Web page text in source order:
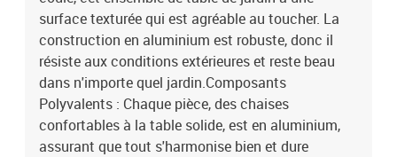
étapes simples l'aideront à garder sa fraîcheur et à être prêt pour
toutes les conditions météo. Couleur: BlancMatériau: Aluminium
couléDimensions globales: 80 x 80 x 75 cm (L x W x H)Poids: 23.4
kgCapacité: 4Indoor / outdoor: Outdoor onlyContenant de la
livraison:1 x Table de jardin, 4 x Chaises de jardinNombre
d'articles: 5Assemblage requis: YesEAN: 8721158880444SKU:
3334746Brand: vidaXL
surface texturée qui est agréable au toucher. La
construction en aluminium est robuste, donc il
résiste aux conditions extérieures et reste beau
dans n'importe quel jardin.Composants
Polyvalents : Chaque pièce, des chaises
confortables à la table solide, est en aluminium,
assurant que tout s'harmonise bien et dure